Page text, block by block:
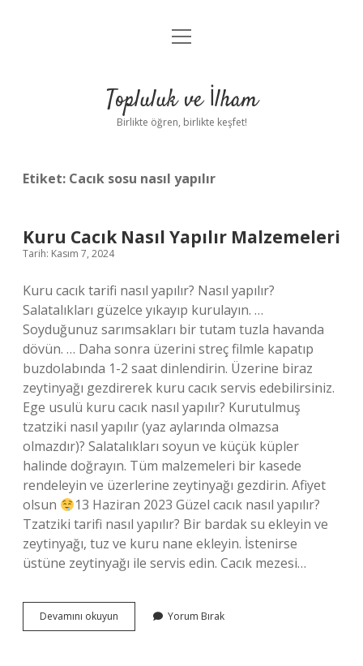
Anasayfa
Yasal Uyarı
menüyü
Topluluk ve İlham
Birlikte öğren, birlikte keşfet!
Etiket: Cacık sosu nasıl yapılır
Kuru Cacık Nasıl Yapılır Malzemeleri
Tarih: Kasım 7, 2024
Kuru cacık tarifi nasıl yapılır? Nasıl yapılır?
Salatalıkları güzelce yıkayıp kurulayın. …
Soyduğunuz sarımsakları bir tutam tuzla havanda
dövün. … Daha sonra üzerini streç filmle kapatıp
buzdolabında 1-2 saat dinlendirin. Üzerine biraz
zeytinyağı gezdirerek kuru cacık servis edebilirsiniz.
Ege usulü kuru cacık nasıl yapılır? Kurutulmuş
tzatziki nasıl yapılır (yaz aylarında olmazsa
olmazdır)? Salatalıkları soyun ve küçük küpler
halinde doğrayın. Tüm malzemeleri bir kasede
rendeleyin ve üzerlerine zeytinyağı gezdirin. Afiyet
olsun
13 Haziran 2023 Güzel cacık nasıl yapılır?
Tzatziki tarifi nasıl yapılır? Bir bardak su ekleyin ve
zeytinyağı, tuz ve kuru nane ekleyin. İstenirse
üstüne zeytinyağı ile servis edin. Cacık mezesi…
Devamını okuyun
Cacık
Yorum Bırak